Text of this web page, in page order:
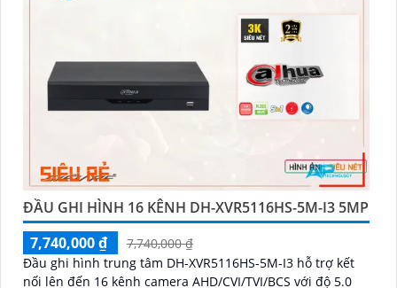
ĐẦU GHI HÌNH 16 KÊNH DH-XVR5116HS-5M-I3 5MP
7,740,000 ₫
7,740,000 ₫
Đầu ghi hình trung tâm DH-XVR5116HS-5M-I3 hỗ trợ kết
nối lên đến 16 kênh camera AHD/CVI/TVI/BCS với độ 5.0